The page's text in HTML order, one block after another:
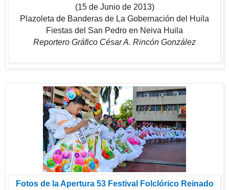
(15 de Junio de 2013)
Plazoleta de Banderas de La Gobernación del Huila
Fiestas del San Pedro en Neiva Huila
Reportero Gráfico César A. Rincón González
Fotos de la Apertura 53 Festival Folclórico Reinado